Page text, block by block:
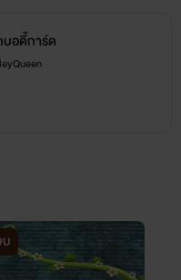
??
อกถึงความดาร์กแล้วสินะ
ลับมาจากการดู Suicide
ที่มันยังไม่ลงตัวกับคำว่า
บอดี้การ์ด